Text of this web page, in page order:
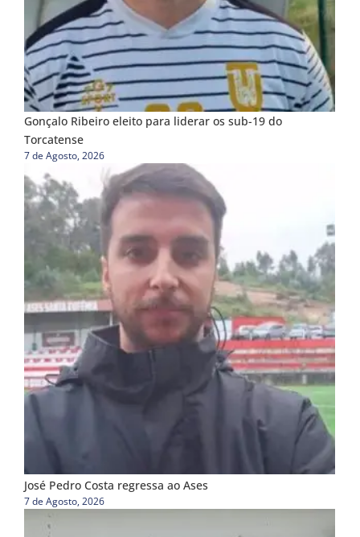
Gonçalo Ribeiro eleito para liderar os sub-19 do
Torcatense
7 de Agosto, 2026
José Pedro Costa regressa ao Ases
7 de Agosto, 2026